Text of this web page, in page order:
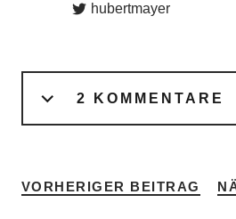
hubertmayer
2 KOMMENTARE
VORHERIGER BEITRAG